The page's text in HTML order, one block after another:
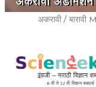
अकरावी /